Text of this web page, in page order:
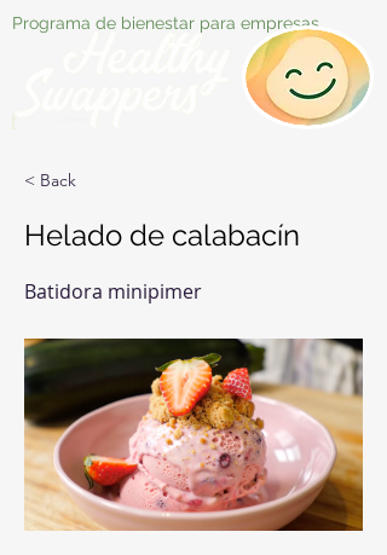
Programa de bienestar para empresas
< Back
Helado de calabacín
Batidora minipimer